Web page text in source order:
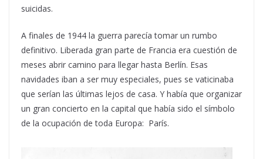
suicidas.
A finales de 1944 la guerra parecía tomar un rumbo
definitivo. Liberada gran parte de Francia era cuestión de
meses abrir camino para llegar hasta Berlín. Esas
navidades iban a ser muy especiales, pues se vaticinaba
que serían las últimas lejos de casa. Y había que organizar
un gran concierto en la capital que había sido el símbolo
de la ocupación de toda Europa: París.